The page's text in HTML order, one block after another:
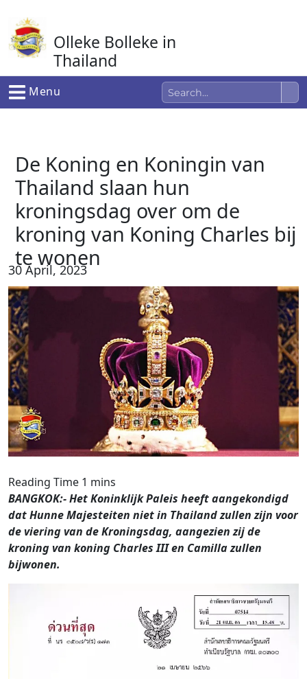
naar
de
inhoud
Olleke Bolleke in
Thailand
In Thailand
Menu
De Koning en Koningin van
Thailand slaan hun
kroningsdag over om de
kroning van Koning Charles bij
te wonen
30 April, 2023
BANGKOK:- Het Koninklijk Paleis heeft aangekondigd
dat Hunne Majesteiten niet in Thailand zullen zijn voor
de viering van de Kroningsdag, aangezien zij de
kroning van koning Charles III en Camilla zullen
bijwonen.